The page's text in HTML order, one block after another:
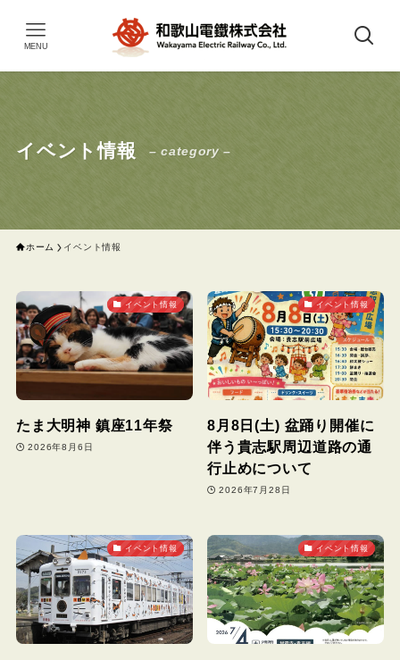
MENU
イベント情報 – category –
ホーム イベント情報
イベント情報
たま大明神 鎮座11年祭
2026年8月6日
イベント情報
8月8日(土) 盆踊り開催に
伴う貴志駅周辺道路の通
行止めについて
2026年7月28日
イベント情報 イベント情報